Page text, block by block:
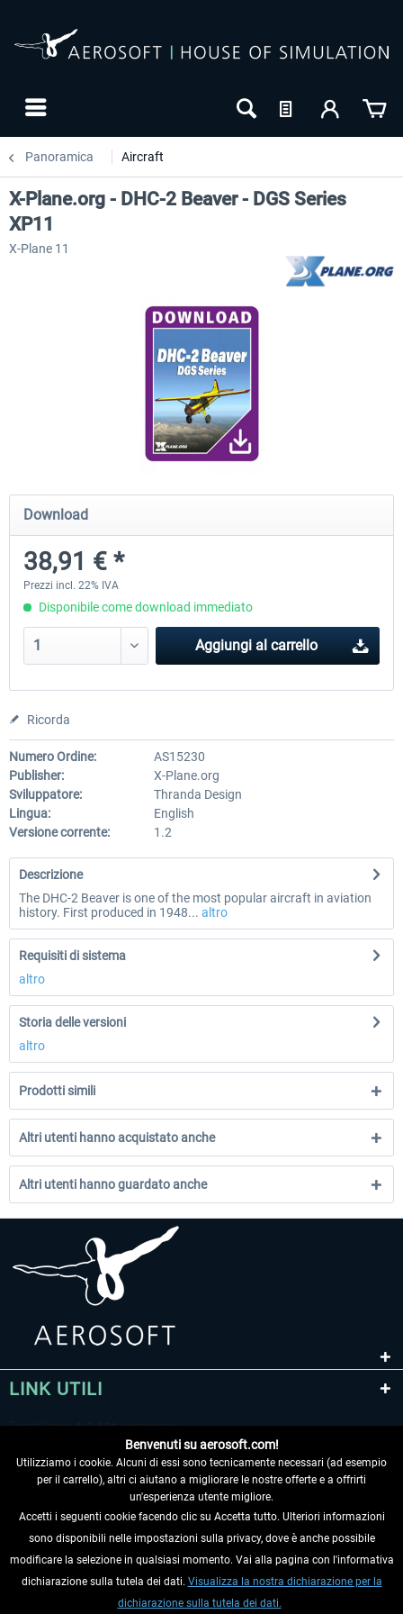
Panoramica Aircraft
Series XP
X-Plane.org - DHC-2 Beaver - DGS Series
XP11
X-Plane 11
Download
38,91 € *
Prezzi incl. 22% IVA
Disponibile come download immediato
Aggiungi al carrello
Ricorda
Numero Ordine:
AS15230
Publisher:
X-Plane.org
Sviluppatore:
Thranda Design
Lingua:
English
Versione corrente:
1.2
Descrizione
The DHC-2 Beaver is one of the most popular aircraft in aviation
history. First produced in 1948... altro
Requisiti di sistema
altro
Storia delle versioni
altro
Prodotti simili
Altri utenti hanno acquistato anche
Altri utenti hanno guardato anche
LINK UTILI
RECEDERE DAL CONTRATTO
INFORMAZIONI
Benvenuti su aerosoft.com!
Utilizziamo i cookie. Alcuni di essi sono tecnicamente necessari (ad esempio
per il carrello), altri ci aiutano a migliorare le nostre offerte e a offrirti
un'esperienza utente migliore.
Accetti i seguenti cookie facendo clic su Accetta tutto. Ulteriori informazioni
sono disponibili nelle impostazioni sulla privacy, dove è anche possibile
modificare la selezione in qualsiasi momento. Vai alla pagina con l'informativa
dichiarazione sulla tutela dei dati. Visualizza la nostra dichiarazione per la
dichiarazione sulla tutela dei dati.